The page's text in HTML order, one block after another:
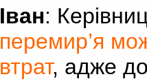
Іван:
перемир’я
втрат, адже